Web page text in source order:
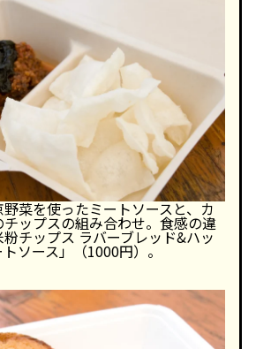
菜を使ったミートソースと、カ
ップスの組み合わせ。食感の違
チップス ラバーブレッド&ハッ
ソース」（1000円）。